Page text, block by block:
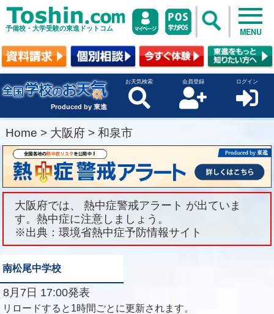
予備校・大学受験の東進ドットコム MENU
Produced by 東進
お天気検索 会員登録 ログイン
Home > 大阪府 > 和泉市
大阪府では、 熱中症警戒アラート が出ていま
す。熱中症に注意しましょう。
※出典：環境省熱中症予防情報サイト
南松尾中学校
8月7日 17:00発表
リロードすると1時間ごとに更新されます。